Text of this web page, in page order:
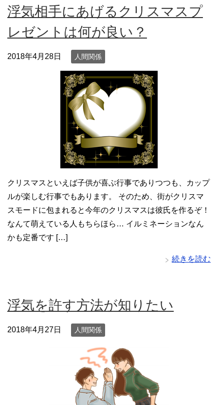
浮気相手にあげるクリスマスプ
レゼントは何が良い？
2018年4月28日 人間関係
クリスマスといえば子供が喜ぶ行事でありつつも、カップ
ルが楽しむ行事でもあります。 そのため、街がクリスマ
スモードに包まれると今年のクリスマスは彼氏を作るぞ！
なんて萌えている人もちらほら… イルミネーションなん
かも定番です […]
続きを読む
浮気を許す方法が知りたい
2018年4月27日 人間関係